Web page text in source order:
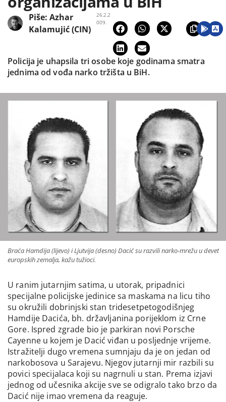
26.2.2
009.
Piše: Azhar
Kalamujić (CIN)
Policija je uhapsila tri osobe koje godinama smatra
jednima od vođa narko tržišta u BiH.
Braća Hamdija (lijevo) i Ljutvija (desno) Dacić su razvili narko-mrežu u devet
europskih zemalja, kažu tužioci.
U ranim jutarnjim satima, u utorak, pripadnici
specijalne policijske jedinice sa maskama na licu tiho
su okružili dobrinjski stan tridesetpetogodišnjeg
Hamdije Dacića, bh. državljanina porijeklom iz Crne
Gore. Ispred zgrade bio je parkiran novi Porsche
Cayenne u kojem je Dacić viđan u posljednje vrijeme.
Istražitelji dugo vremena sumnjaju da je on jedan od
narkobosova u Sarajevu. Njegov jutarnji mir razbili su
povici specijalaca koji su nagrnuli u stan. Prema izjavi
jednog od učesnika akcije sve se odigralo tako brzo da
Dacić nije imao vremena da reaguje.